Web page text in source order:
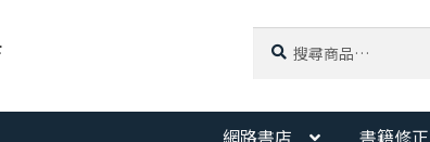
鍵
字:
網路書店 書籍修正